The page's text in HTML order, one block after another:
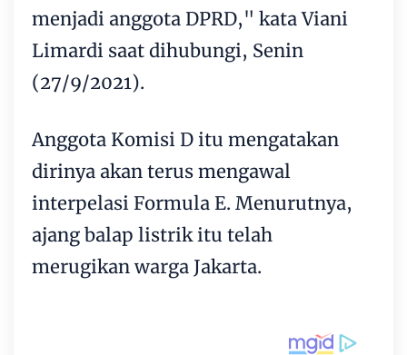
menjadi anggota DPRD," kata Viani
Limardi saat dihubungi, Senin
(27/9/2021).
Anggota Komisi D itu mengatakan
dirinya akan terus mengawal
interpelasi Formula E. Menurutnya,
ajang balap listrik itu telah
merugikan warga Jakarta.